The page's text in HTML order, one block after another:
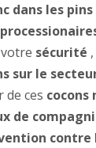
dans les pins
sécurité
sur le
de ces cocons
de
contre